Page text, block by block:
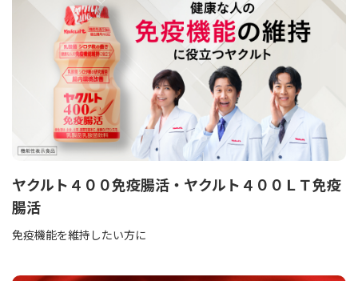
ヤクルト４００免疫腸活・ヤクルト４００ＬＴ免疫
腸活
免疫機能を維持したい方に